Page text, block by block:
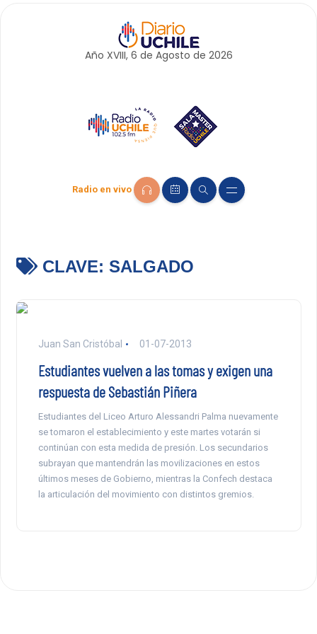
Año XVIII, 6 de Agosto de 2026
Radio en vivo
CLAVE: SALGADO
Juan San Cristóbal 01-07-2013
Estudiantes vuelven a las tomas y exigen una
respuesta de Sebastián Piñera
Estudiantes del Liceo Arturo Alessandri Palma nuevamente
se tomaron el establecimiento y este martes votarán si
continúan con esta medida de presión. Los secundarios
subrayan que mantendrán las movilizaciones en estos
últimos meses de Gobierno, mientras la Confech destaca
la articulación del movimiento con distintos gremios.